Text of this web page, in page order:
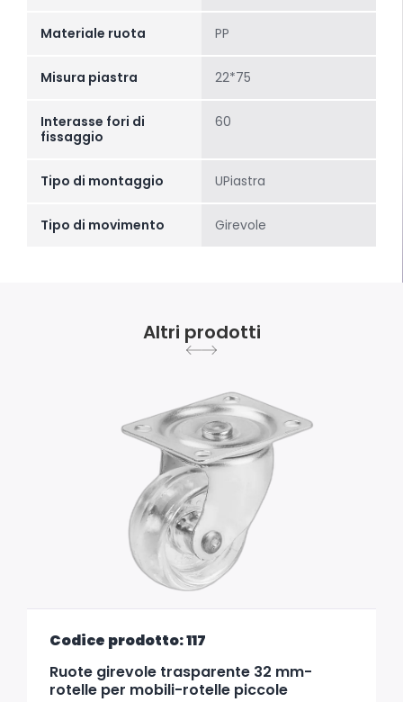
Materiale ruota PP
Misura piastra 22*75
Interasse fori di
fissaggio
60
Tipo di montaggio UPiastra
Tipo di movimento Girevole
Altri prodotti
Codice prodotto: 117
Ruote girevole trasparente 32 mm-
rotelle per mobili-rotelle piccole